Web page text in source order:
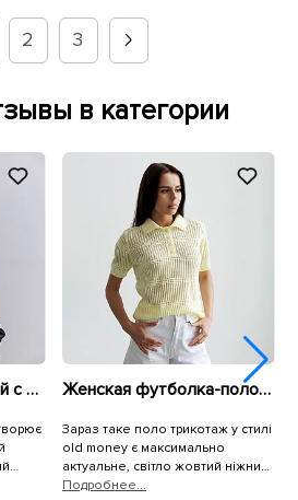
2 3
в категории
Топ женский короткий с цветами 595751 Молочный
мега
Женская футболка-поло 595581 Желтая
Зараз таке поло трикотаж у стилі
old money є максимально
актуальне, світло жовтий ніжний
колір дуже гарно поєдунється з
Подробнее...